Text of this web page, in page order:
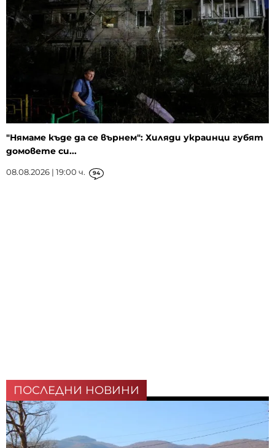
"Нямаме къде да се върнем": Хиляди украинци губят
домовете си...
08.08.2026 | 19:00 ч. 94
ПОСЛЕДНИ НОВИНИ